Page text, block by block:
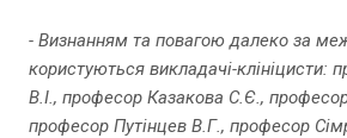
- Визнанням та повагою далеко за
користуються викладачі-клініцисти:
В.І., професор Казакова С.Є.,
професор Путінцев В.Г., професор